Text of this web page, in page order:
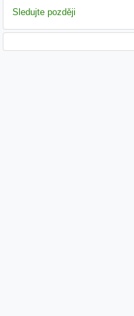
Sledujte později